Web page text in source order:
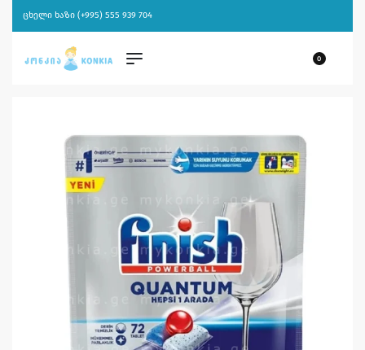
ცხელი ხაზი (+995) 555 939 704
0